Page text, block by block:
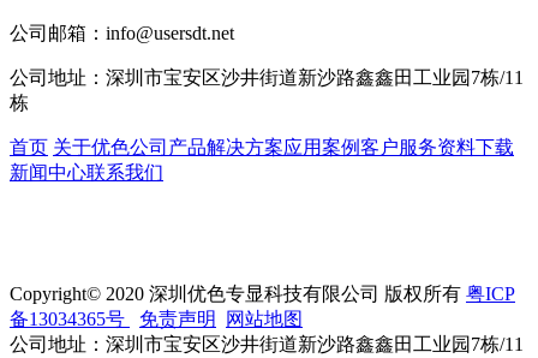
公司邮箱： info@usersdt.net
公司地址： 深圳市宝安区沙井街道新沙路鑫鑫田工业园7栋/11
栋
首页 关于优色公司产品解决方案应用案例客户服务资料下载
新闻中心联系我们
Copyright© 2020 深圳优色专显科技有限公司 版权所有 粤ICP
备13034365号
免责声明
网站地图
公司地址：深圳市宝安区沙井街道新沙路鑫鑫田工业园7栋/11